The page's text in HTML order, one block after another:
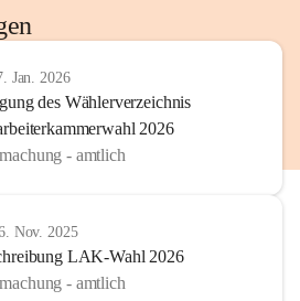
Jan. 2026
des Wählerverzeichnis
2026
- amtlich
Nov. 2025
LAK-Wahl 2026
- amtlich